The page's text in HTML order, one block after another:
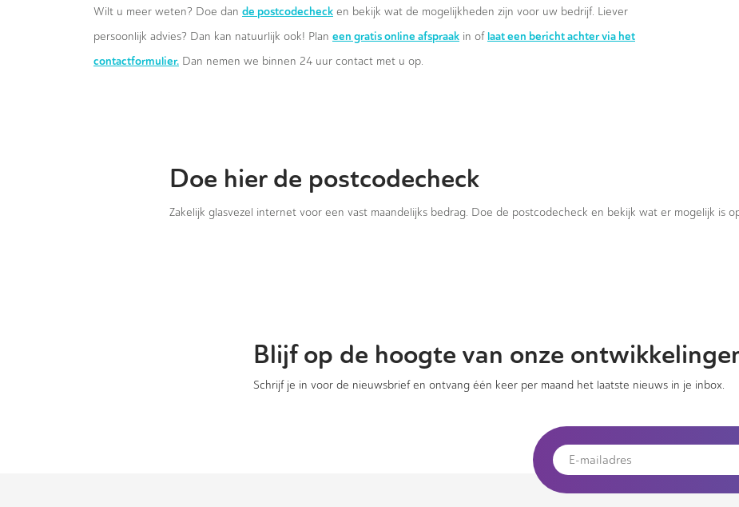
Wilt u meer weten? Doe dan de postcodecheck en bekijk wat de mogelijkheden zijn voor uw bedrijf. Liever
persoonlijk advies? Dan kan natuurlijk ook! Plan een gratis online afspraak in of laat een bericht achter via het
contactformulier. Dan nemen we binnen 24 uur contact met u op.
Doe hier de postcodecheck
Zakelijk glasvezel internet voor een vast maandelijks bedrag. Doe de postcodecheck en bekijk wat er mogelijk is
Blijf op de hoogte van onze
Schrijf je in voor de nieuwsbrief en ontvang één keer per maand het laatste nieuws in je inbox.